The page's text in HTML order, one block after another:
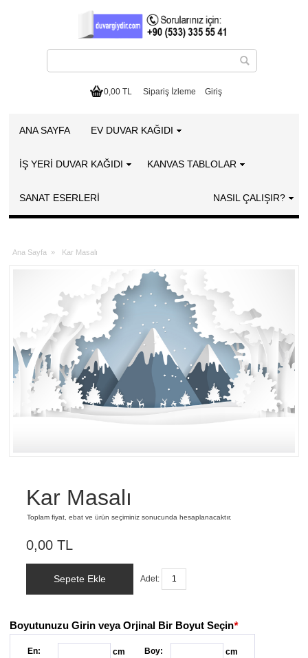
0,00 TL Sipariş İzleme Giriş
ANA SAYFA EV DUVAR KAĞIDI
İŞ YERİ DUVAR KAĞIDI KANVAS TABLOLAR
SANAT ESERLERI NASIL ÇALIŞIR?
Ana Sayfa » Kar Masalı
Kar Masalı
Toplam fiyat, ebat ve ürün seçiminiz sonucunda hesaplanacaktır.
0,00 TL
Sepete Ekle Adet:
Boyutunuzu Girin veya Orjinal Bir Boyut Seçin*
En:
cm
Boy:
cm